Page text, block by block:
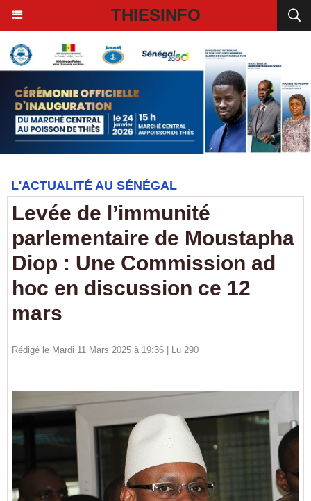
THIESINFO
L'ACTUALITÉ AU SÉNÉGAL
Levée de l’immunité
parlementaire de Moustapha
Diop : Une Commission ad
hoc en discussion ce 12
mars
Rédigé le Mardi 11 Mars 2025 à 19:36 | Lu 290